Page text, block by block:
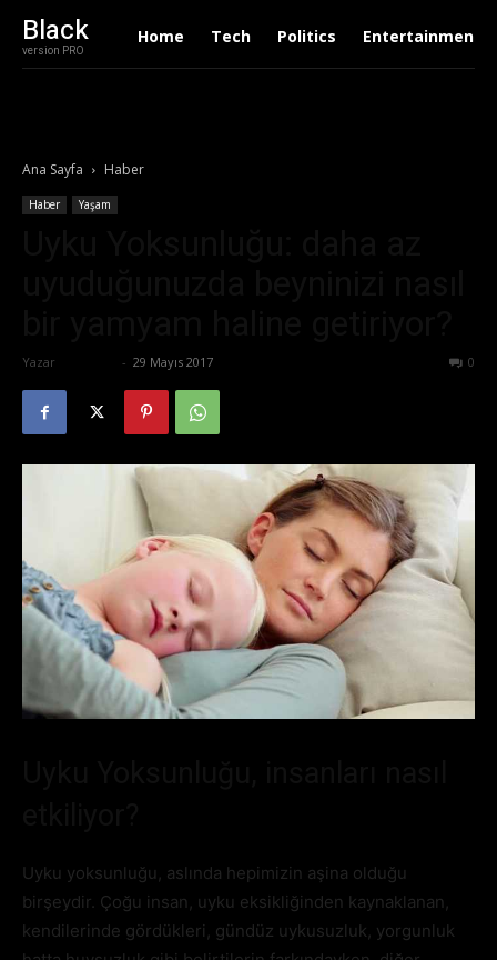
Black
version PRO
Home Tech Politics Entertainment
Ana Sayfa Haber
Haber Yaşam
Yazar - 29 Mayıs 2017 0
Uyku yoksunluğu, aslında hepimizin aşina olduğu
birşeydir. Çoğu insan, uyku eksikliğinden kaynaklanan,
kendilerinde gördükleri, gündüz uykusuzluk, yorgunluk